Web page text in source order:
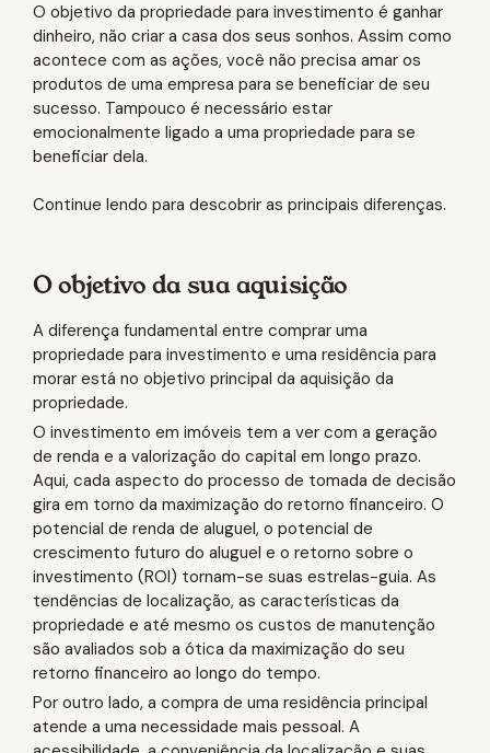
O objetivo da propriedade para investimento é ganhar
dinheiro, não criar a casa dos seus sonhos. Assim como
acontece com as ações, você não precisa amar os
produtos de uma empresa para se beneficiar de seu
sucesso. Tampouco é necessário estar
emocionalmente ligado a uma propriedade para se
beneficiar dela.
Continue lendo para descobrir as principais diferenças.
O objetivo da sua aquisição
A diferença fundamental entre comprar uma
propriedade para investimento e uma residência para
morar está no objetivo principal da aquisição da
propriedade.
O investimento em imóveis tem a ver com a geração
de renda e a valorização do capital em longo prazo.
Aqui, cada aspecto do processo de tomada de decisão
gira em torno da maximização do retorno financeiro. O
potencial de renda de aluguel, o potencial de
crescimento futuro do aluguel e o retorno sobre o
investimento (ROI) tornam-se suas estrelas-guia. As
tendências de localização, as características da
propriedade e até mesmo os custos de manutenção
são avaliados sob a ótica da maximização do seu
retorno financeiro ao longo do tempo.
Por outro lado, a compra de uma residência principal
atende a uma necessidade mais pessoal. A